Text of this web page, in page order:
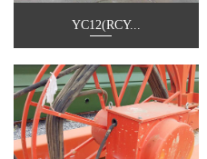
YC12(RCY...